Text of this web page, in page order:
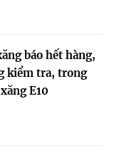
báo hết hàng,
kiểm tra, trong
E10